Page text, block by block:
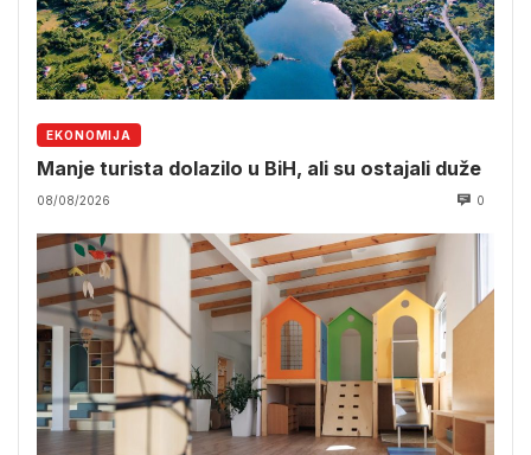
EKONOMIJA
Manje turista dolazilo u BiH, ali su ostajali duže
08/08/2026 0